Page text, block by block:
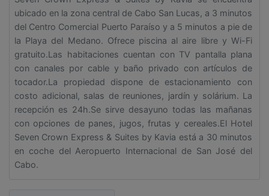
ubicado en la zona central de Cabo San Lucas, a 3 minutos
del Centro Comercial Puerto Paraíso y a 5 minutos a pie de
la Playa del Medano. Ofrece piscina al aire libre y Wi-Fi
gratuito.Las habitaciones cuentan con TV pantalla plana
con canales por cable y baño privado con artículos de
tocador.La propiedad dispone de estacionamiento con
costo adicional, salas de reuniones, jardín y solárium. La
recepción es 24h.Se sirve desayuno todas las mañanas
con opciones de panes, jugos, frutas y cereales.El Hotel
Seven Crown Express & Suites by Kavia está a 30 minutos
en coche del Aeropuerto Internacional de San José del
Cabo.